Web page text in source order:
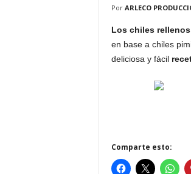
Por ARLECO
Los chiles
en base a chiles
deliciosa y fácil
Comparte esto: